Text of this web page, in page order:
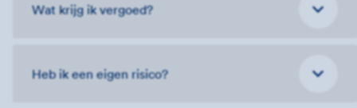
Wat krijg ik vergoed?
Heb ik een eigen risico?